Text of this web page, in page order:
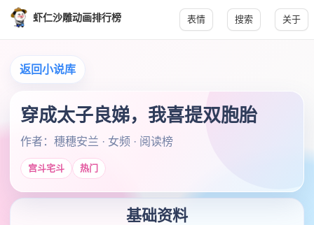
虾仁沙雕动画排行榜 表情 搜索 关于
返回小说库
穿成太子良娣，我喜提双胞胎
作者：穗穗安兰 · 女频 · 阅读榜
宫斗宅斗 热门
基础资料